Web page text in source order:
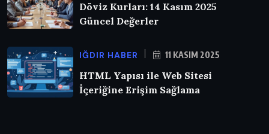
Döviz Kurları: 14 Kasım 2025
Güncel Değerler
IĞDIR HABER 11 KASIM 2025
HTML Yapısı ile Web Sitesi
İçeriğine Erişim Sağlama